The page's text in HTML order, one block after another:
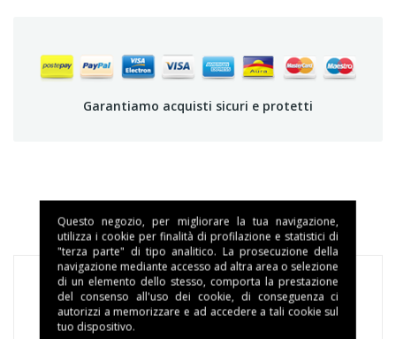
Garantiamo acquisti sicuri e protetti
DETTAGLI DEL PRODOTTO
Marca MACCHE'
Questo negozio, per migliorare la tua navigazione,
utilizza i cookie per finalità di profilazione e statistici di
"terza parte" di tipo analitico. La prosecuzione della
navigazione mediante accesso ad altra area o selezione
di un elemento dello stesso, comporta la prestazione
del consenso all'uso dei cookie, di conseguenza ci
autorizzi a memorizzare e ad accedere a tali cookie sul
tuo dispositivo.